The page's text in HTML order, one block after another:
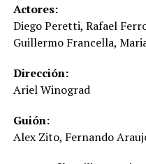
Actores:
Diego Peretti, Rafael
Guillermo Francella,
Dirección:
Ariel Winograd
Guión:
Alex Zito, Fernando